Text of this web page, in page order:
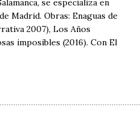
se especializa en
Madrid. Obras: Enaguas de
2007), Los Años
imposibles (2016). Con El